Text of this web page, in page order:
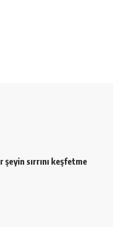
sırrını keşfetme